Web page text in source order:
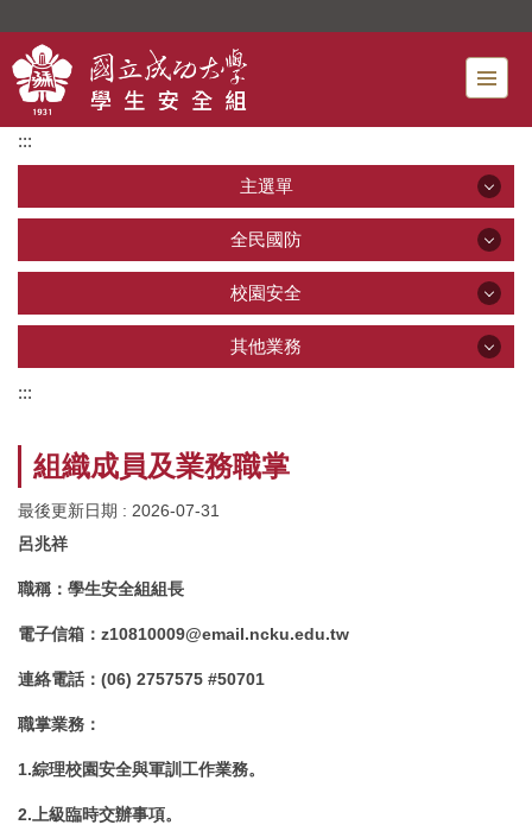
主
要
內
:::
主選單
主選單
最新公告
全民國防
全民國防
全民國防教育
校園安全
校園安全
交通安全
其他業務
新鮮人成長營(成功登大人)
學生機車通行證與廢棄自行車處理
急難救助
:::
組織成員及業務職掌
最後更新日期 : 2026-07-31
呂兆祥
職稱：學生安全組組長
電子信箱 ： z10810009@email.ncku.edu.tw
連絡電話 ： (06) 2757575 #50701
職掌業務 ：
1.綜理校園安全與軍訓工作業務。
2. 上級臨時交辦事項。